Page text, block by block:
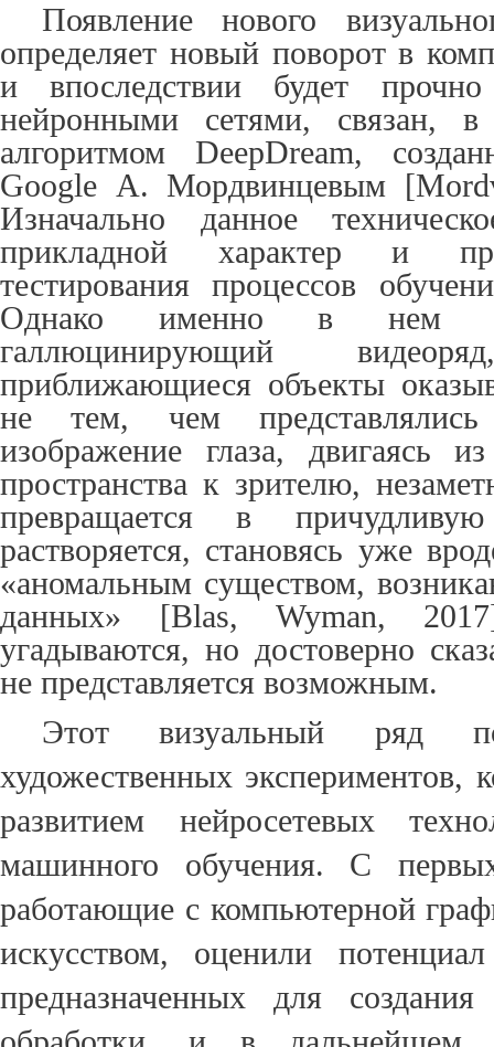
Появление нового
определяет новый поворот в
и впоследствии будет прочно
нейронными сетями, связан,
алгоритмом DeepDream,
Google А. Мордвинцевым [
Изначально данное
прикладной характер и
тестирования процессов
Однако именно в нем
галлюцинирующий
приближающиеся объекты
не тем, чем
изображение глаза, двигаясь
пространства к зрителю,
превращается в
растворяется, становясь уже
«аномальным существом,
данных» [Blas, Wyman,
угадываются, но достоверно
не представляется возможным.
Этот визуальный ряд
художественных экспериментов,
развитием нейросетевых
машинного обучения. С
работающие с компьютерной
искусством, оценили
предназначенных для